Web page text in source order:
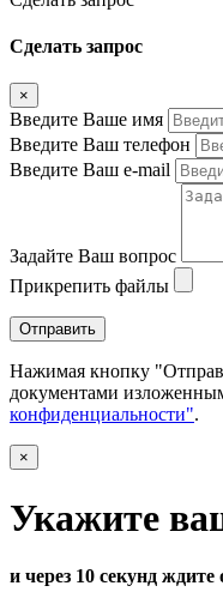
Cделать запрос
×
Введите Ваше имя
Введите Ваш телефон
Введите Ваш e-mail
Задайте Ваш вопрос
Прикрепить файлы
Отправить
Нажимая кнопку
документами
конфиденциальности".
×
Укажите
и через 10 секунд ждите